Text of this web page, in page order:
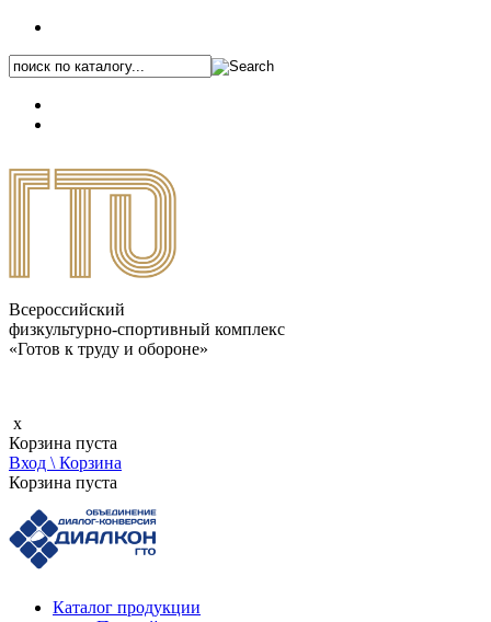
Всероссийский
физкультурно-спортивный комплекс
«Готов к труду и обороне»
x
Корзина пуста
Вход \ Корзина
Корзина пуста
Каталог продукции